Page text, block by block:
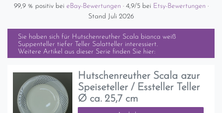
99,9 % positiv bei eBay-Bewertungen · 4,9/5 bei Etsy-Bewertungen ·
Stand Juli 2026
Sie haben sich für Hutschenreuther Scala bianca weiß
Suppenteller tiefer Teller Salatteller interessiert.
Weitere Artikel aus dieser Serie finden Sie hier:
Hutschenreuther Scala azur
Speiseteller / Essteller Teller
Ø ca. 25,7 cm